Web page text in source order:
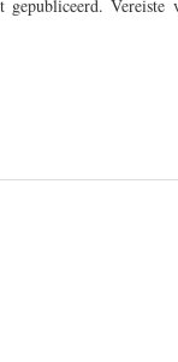
gepubliceerd. Vereiste